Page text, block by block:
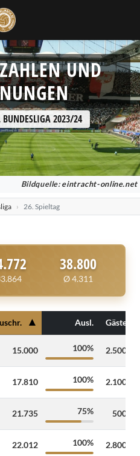
UND
BUNDESLIGA 2023/24
Bildquelle: eintracht-online.net
26. Spieltag
38.800
Ø 4.311
▲ Ausl. Gäste
15.000 100% 2.500
17.810 100% 2.100
21.735 75% 500
22.012 100% 2.800